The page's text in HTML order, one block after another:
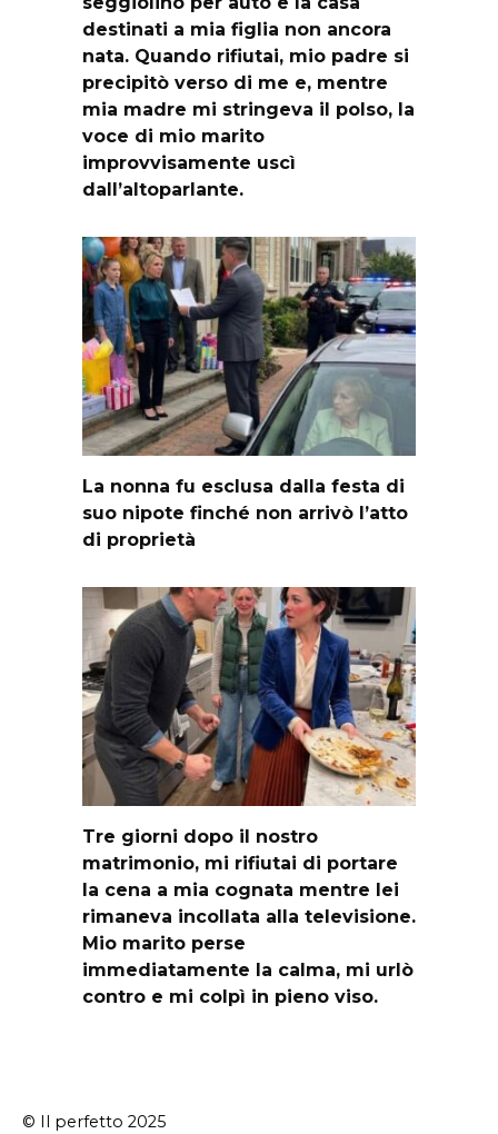
destinati a mia figlia non ancora
nata. Quando rifiutai, mio padre si
precipitò verso di me e, mentre
mia madre mi stringeva il polso, la
voce di mio marito
improvvisamente uscì
dall’altoparlante.
La nonna fu esclusa dalla festa di
suo nipote finché non arrivò l’atto
di proprietà
Tre giorni dopo il nostro
matrimonio, mi rifiutai di portare
la cena a mia cognata mentre lei
rimaneva incollata alla televisione.
Mio marito perse
immediatamente la calma, mi urlò
contro e mi colpì in pieno viso.
© Il perfetto 2025